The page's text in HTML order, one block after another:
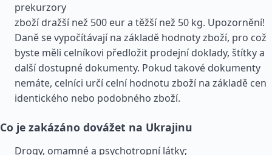
prekurzory
zboží dražší než 500 eur a těžší než 50 kg. Upozornění!
Daně se vypočítávají na základě hodnoty zboží, pro což
byste měli celníkovi předložit prodejní doklady, štítky a
další dostupné dokumenty. Pokud takové dokumenty
nemáte, celníci určí celní hodnotu zboží na základě cen
identického nebo podobného zboží.
Co je zakázáno dovážet na Ukrajinu
Drogy, omamné a psychotropní látky;